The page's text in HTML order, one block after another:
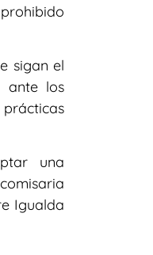
sigan el
ante los
una
Igualda